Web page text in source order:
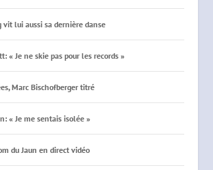
vit lui aussi sa dernière danse
« Je ne skie pas pour les records »
Marc Bischofberger titré
« Je me sentais isolée »
du Jaun en direct vidéo